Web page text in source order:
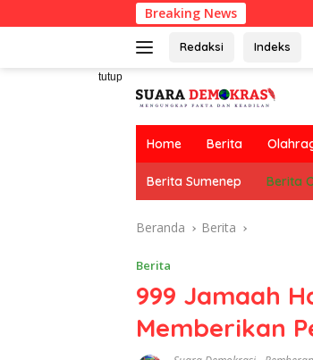
ke
Breaking News
Redaksi Indeks
tutup
Home Berita
Berita Sumenep Berita
Beranda Berita
Berita
999 Jamaah
Memberikan